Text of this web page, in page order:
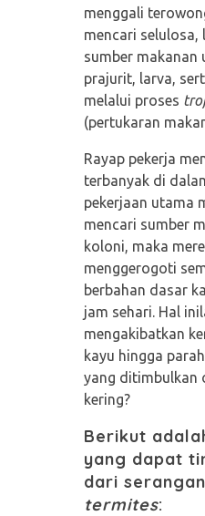
menggali
mencari selulosa,
sumber makanan
prajurit, larva,
melalui proses
(pertukaran
Rayap pekerja
terbanyak di
pekerjaan utama
mencari sumber
koloni, maka
menggerogoti
berbahan dasar
jam sehari. Hal
mengakibatkan
kayu hingga
yang ditimbulkan
kering?
Berikut
yang dapat
dari serangan
termites: